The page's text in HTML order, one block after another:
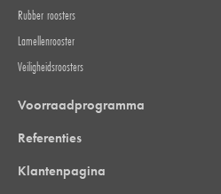
Rubber roosters
Lamellenrooster
Veiligheidsroosters
Voorraadprogramma
Referenties
Klantenpagina